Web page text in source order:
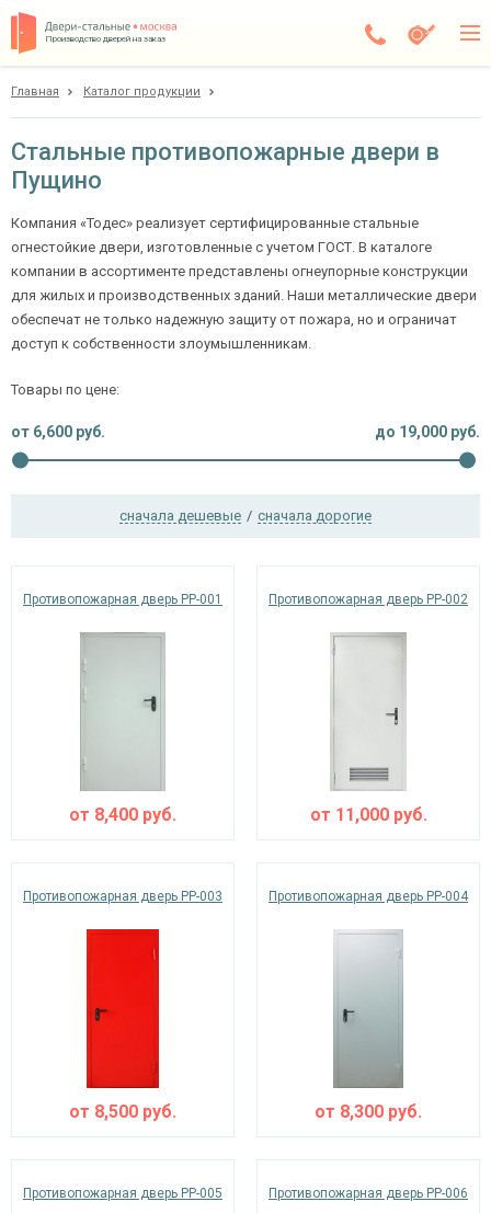
Производство дверей на заказ
Доставка
Установка
Галерея
Акции
О компании
+7 (495) 409-24-70
Главная Каталог продукции
Стальные противопожарные двери в
Пущино
Компания «Тодес» реализует сертифицированные стальные
огнестойкие двери, изготовленные с учетом ГОСТ. В каталоге
компании в ассортименте представлены огнеупорные конструкции
для жилых и производственных зданий. Наши металлические двери
обеспечат не только надежную защиту от пожара, но и ограничат
доступ к собственности злоумышленникам.
Товары по цене:
от 6,600 руб. до 19,000 руб.
сначала дешевые / сначала дорогие
Противопожарная дверь PP-001
от 8,400 руб.
Противопожарная дверь PP-002
от 11,000руб.
Противопожарная дверь PP-003
от 8,500 руб.
Противопожарная дверь PP-004
от 8,300 руб.
Противопожарная дверь PP-005 Противопожарная дверь PP-006